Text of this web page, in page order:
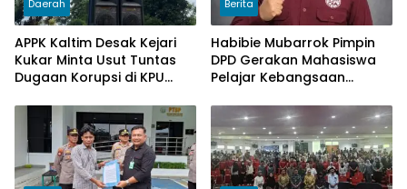
Daerah
APPK Kaltim Desak Kejari
Kukar Minta Usut Tuntas
Dugaan Korupsi di KPU
Dana Hibah PSU Kukar
Tahun 2025
Berita
Habibie Mubarrok Pimpin
DPD Gerakan Mahasiswa
Pelajar Kebangsaan